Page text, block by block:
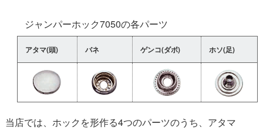
ジャンパーホック7050の各パーツ
アタマ(頭) バネ ゲンコ(ダボ) ホソ(足)
当店では、ホックを形作る4つのパーツのうち、アタマ